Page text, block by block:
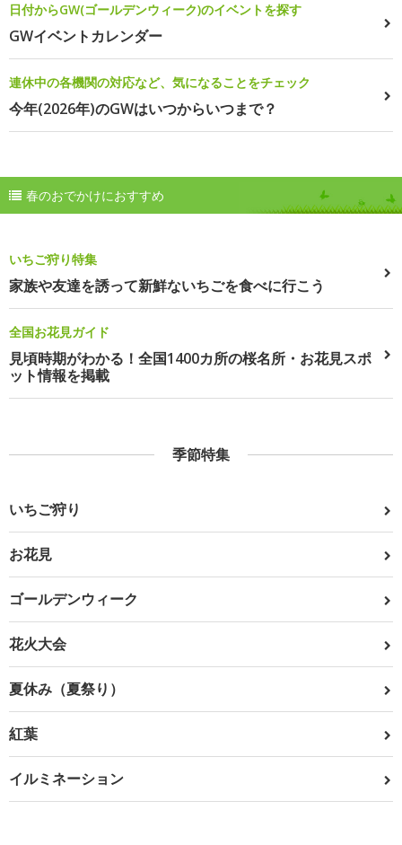
日付からGW(ゴールデンウィーク)のイベントを探す
GWイベントカレンダー
連休中の各機関の対応など、気になることをチェック
今年(2026年)のGWはいつからいつまで？
春のおでかけにおすすめ
いちご狩り特集
家族や友達を誘って新鮮ないちごを食べに行こう
全国お花見ガイド
見頃時期がわかる！全国1400カ所の桜名所・お花見スポ
ット情報を掲載
季節特集
いちご狩り
お花見
ゴールデンウィーク
花火大会
夏休み（夏祭り）
紅葉
イルミネーション